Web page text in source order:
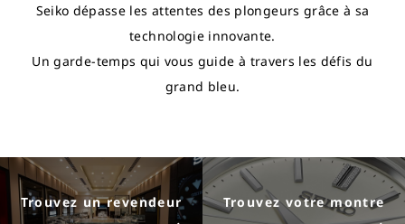
Seiko dépasse les attentes des plongeurs grâce à sa
technologie innovante.
Un garde-temps qui vous guide à travers les défis du
grand bleu.
Trouvez un revendeur Trouvez votre montre